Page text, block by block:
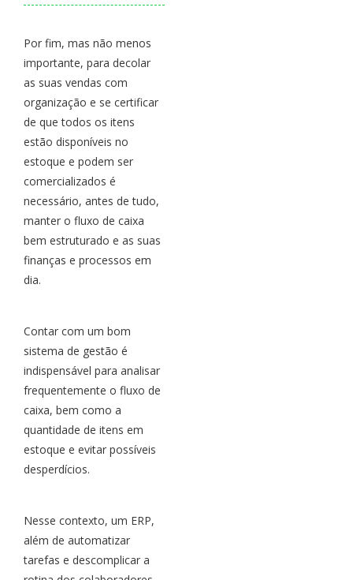
Por fim, mas não menos
importante, para decolar
as suas vendas com
organização e se certificar
de que todos os itens
estão disponíveis no
estoque e podem ser
comercializados é
necessário, antes de tudo,
manter o fluxo de caixa
bem estruturado e as suas
finanças e processos em
dia.
Contar com um bom
sistema de gestão é
indispensável para analisar
frequentemente o fluxo de
caixa, bem como a
quantidade de itens em
estoque e evitar possíveis
desperdícios.
Nesse contexto, um ERP,
além de automatizar
tarefas e descomplicar a